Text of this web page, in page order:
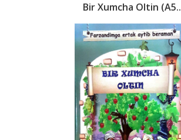
Bir Xumcha Oltin (А5..